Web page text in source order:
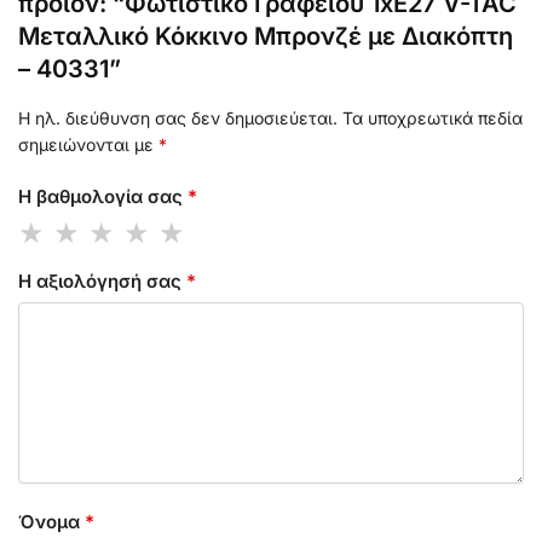
Μεταλλικό Κόκκινο Μπρονζέ με Διακόπτη
– 40331”
Η ηλ. διεύθυνση σας δεν δημοσιεύεται. Τα υποχρεωτικά πεδία
σημειώνονται με *
Η βαθμολογία σας *
Η αξιολόγησή σας *
Όνομα *